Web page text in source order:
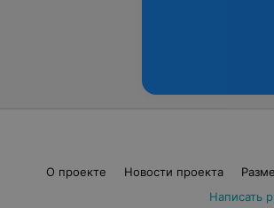
О проекте Новости проекта
Написать